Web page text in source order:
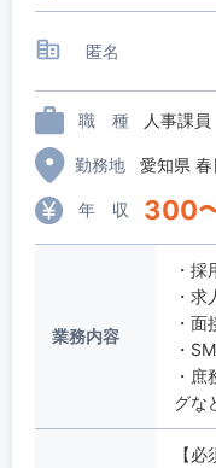
匿名
職 種 人事課員
勤務地 愛知県
年 収 300
業務内容
・
・求
・
・
・
グな
【必